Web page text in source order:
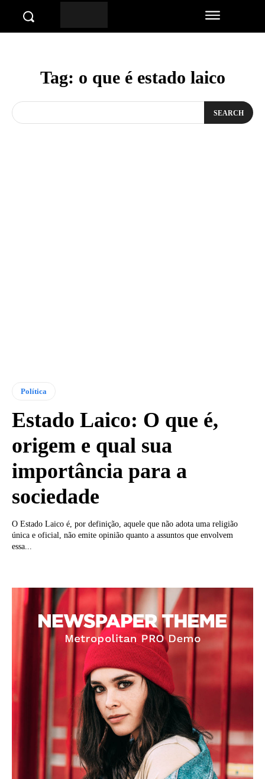
Tag: o que é estado laico
SEARCH
Política
Estado Laico: O que é,
origem e qual sua
importância para a
sociedade
O Estado Laico é, por definição, aquele que não adota uma religião
única e oficial, não emite opinião quanto a assuntos que envolvem
essa...